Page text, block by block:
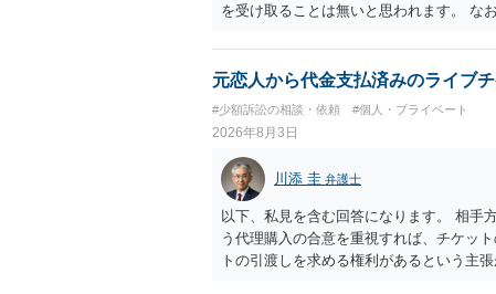
を受け取ることは無いと思われます。 な
合も）、裁判所が当該代理人弁護士に事
志が明らかになったところで、直接被告
０万円の請求で代理人弁護士に委任する
本人を示す事実（振込先などの情報）か
す。 以上、ご参考まで。
元恋人から代金支払済みのライブ
#少額訴訟の相談・依頼 #個人・プライベート
2026年8月3日
川添 圭 弁護士
以下、私見を含む回答になります。 相手
う代理購入の合意を重視すれば、チケッ
トの引渡しを求める権利があるという主